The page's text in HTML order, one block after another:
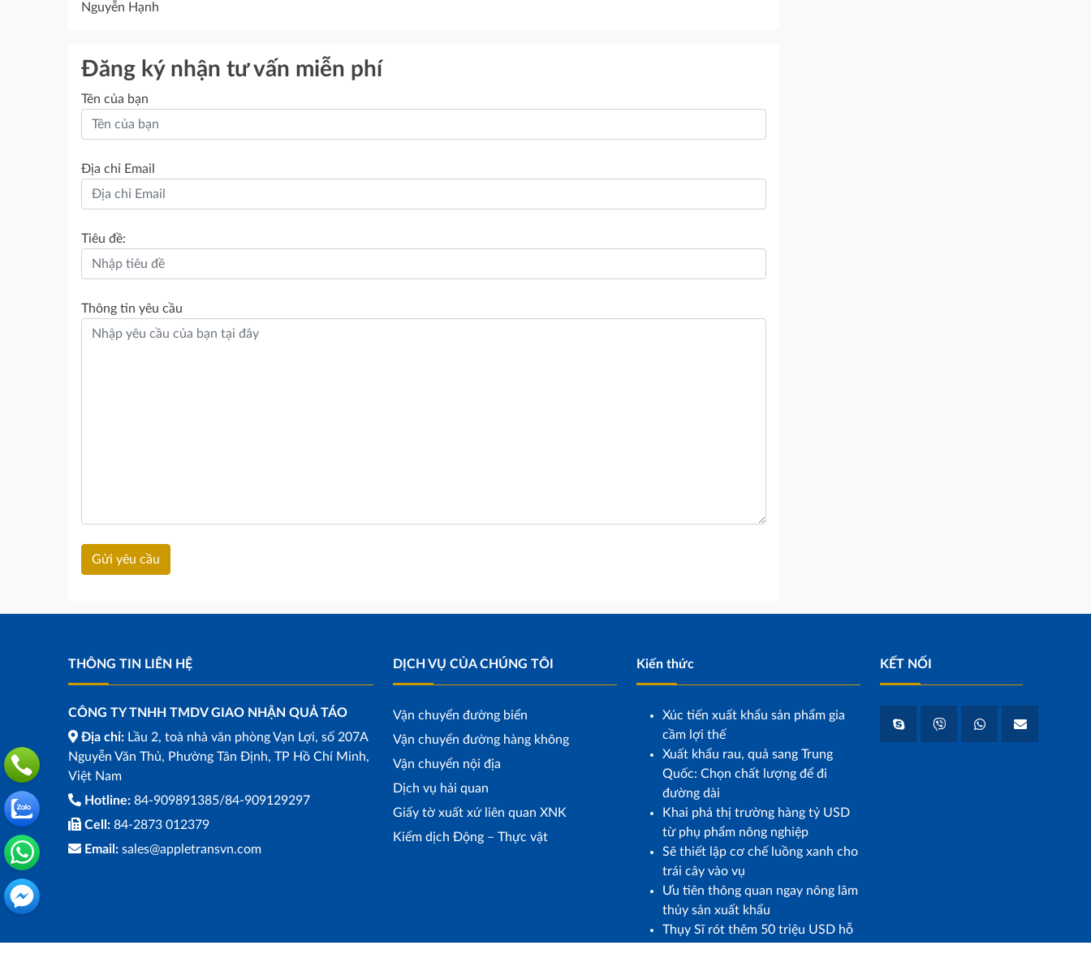
Nguyễn Hạnh
Đăng ký nhận tư vấn miễn phí
Tên của bạn
Địa chỉ Email
Tiêu đề:
Thông tin yêu cầu
THÔNG TIN LIÊN HỆ
CÔNG TY TNHH TMDV GIAO NHẬN QUẢ TÁO
Địa chỉ: Lầu 2, toà nhà văn phòng Vạn Lợi, số 207A
Nguyễn Văn Thủ, Phường Tân Định, TP Hồ Chí Minh,
Việt Nam
Hotline: 84-909891385/84-909129297
Cell: 84-2873 012379
Email: sales@appletransvn.com
DỊCH VỤ CỦA CHÚNG TÔI
Vận chuyển đường biển
Vận chuyển đường hàng không
Vận chuyển nội địa
Dịch vụ hải quan
Giấy tờ xuất xứ liên quan XNK
Kiểm dịch Động – Thực vật
Kiến thức
Xúc tiến xuất khẩu sản phẩm gia
cầm lợi thế
Xuất khẩu rau, quả sang Trung
Quốc: Chọn chất lượng để đi
đường dài
Khai phá thị trường hàng tỷ USD
từ phụ phẩm nông nghiệp
Sẽ thiết lập cơ chế luồng xanh cho
trái cây vào vụ
Ưu tiên thông quan ngay nông lâm
thủy sản xuất khẩu
Thụy Sĩ rót thêm 50 triệu USD hỗ
KẾT NỐI